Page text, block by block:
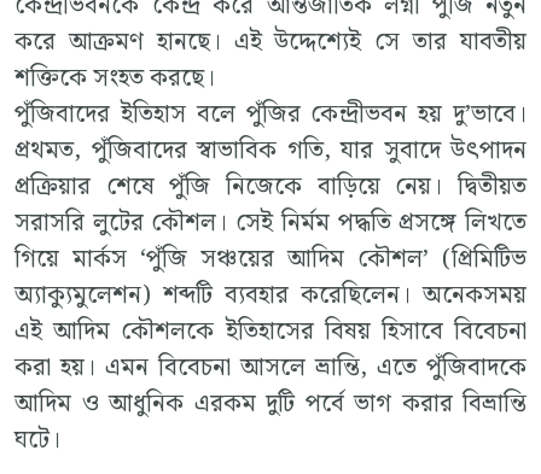
করে আক্রমণ হানছে। এই উদ্দেশ্যেই সে তার যাবতীয়
শক্তিকে সংহত করছে।
পুঁজিবাদের ইতিহাস বলে পুঁজির কেন্দ্রীভবন হয় দু’ভাবে।
প্রথমত, পুঁজিবাদের স্বাভাবিক গতি, যার সুবাদে উৎপাদন
প্রক্রিয়ার শেষে পুঁজি নিজেকে বাড়িয়ে নেয়। দ্বিতীয়ত
সরাসরি লুটের কৌশল। সেই নির্মম পদ্ধতি প্রসঙ্গে লিখতে
গিয়ে মার্কস ‘পুঁজি সঞ্চয়ের আদিম কৌশল’ (প্রিমিটিভ
অ্যাক্যুমুলেশন) শব্দটি ব্যবহার করেছিলেন। অনেকসময়
এই আদিম কৌশলকে ইতিহাসের বিষয় হিসাবে বিবেচনা
করা হয়। এমন বিবেচনা আসলে ভ্রান্তি, এতে পুঁজিবাদকে
আদিম ও আধুনিক এরকম দুটি পর্বে ভাগ করার বিভ্রান্তি
ঘটে।